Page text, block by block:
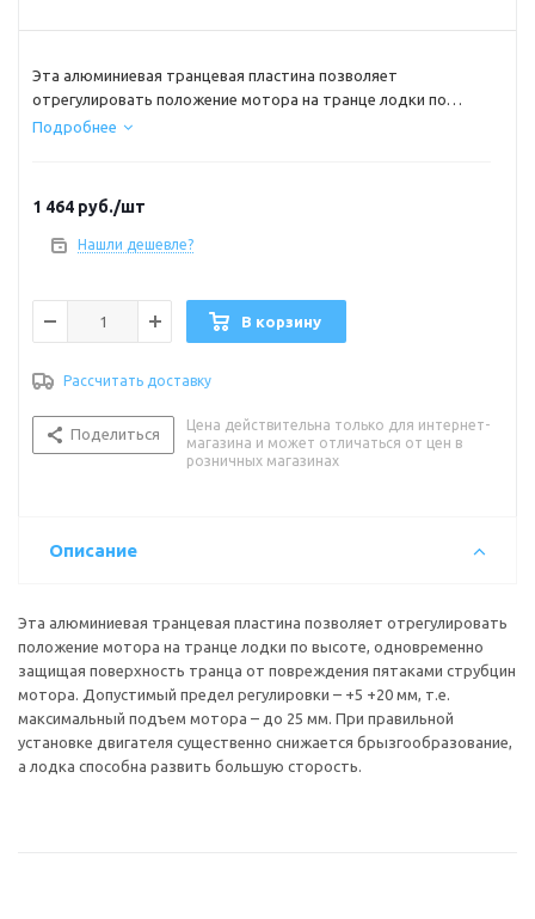
Эта алюминиевая транцевая пластина позволяет
отрегулировать положение мотора на транце лодки по
высоте, одновременно защищая поверхность транца от
мотора – до 25 мм. При правильной установке двигателя
существенно снижается брызгообразование, а лодка
способна развить большую сторость.
Подробнее
1 464 руб./шт
Нашли дешевле?
В корзину
Рассчитать доставку
Поделиться
Цена действительна только для интернет-
магазина и может отличаться от цен в
розничных магазинах
Описание
Эта алюминиевая транцевая пластина позволяет отрегулировать
положение мотора на транце лодки по высоте, одновременно
защищая поверхность транца от повреждения пятаками струбцин
мотора. Допустимый предел регулировки – +5 +20 мм, т.е.
максимальный подъем мотора – до 25 мм. При правильной
установке двигателя существенно снижается брызгообразование,
а лодка способна развить большую сторость.